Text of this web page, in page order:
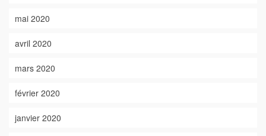
mai 2020
avril 2020
mars 2020
février 2020
janvier 2020